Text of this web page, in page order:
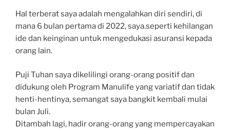
Hal terberat saya adalah mengalahkan diri sendiri, di
mana 6 bulan pertama di 2022, saya.seperti kehilangan
ide dan keinginan untuk mengedukasi asuransi kepada
orang lain.
Puji Tuhan saya dikelilingi orang-orang positif dan
didukung oleh Program Manulife yang variatif dan tidak
henti-hentinya, semangat saya bangkit kembali mulai
bulan Juli.
Ditambah lagi, hadir orang-orang yang mempercayakan